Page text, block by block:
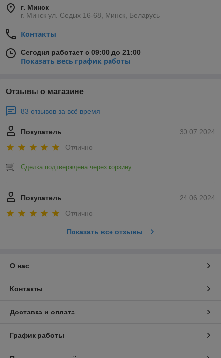
г. Минск
г. Минск ул. Седых 16-68, Минск, Беларусь
Контакты
Сегодня работает с 09:00 до 21:00
Показать весь график работы
Отзывы о магазине
83 отзывов за всё время
30.07.2024
Покупатель
Отлично
Сделка подтверждена через корзину
24.06.2024
Покупатель
Отлично
Показать все отзывы
О нас
Контакты
Доставка и оплата
График работы